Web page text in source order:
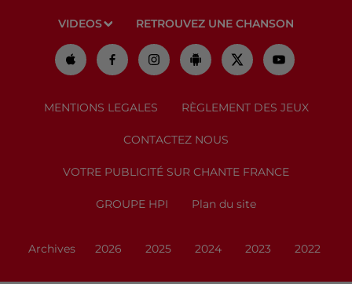
VIDEOS RETROUVEZ UNE CHANSON
MENTIONS LEGALES RÈGLEMENT DES JEUX
CONTACTEZ NOUS
VOTRE PUBLICITÉ SUR CHANTE FRANCE
GROUPE HPI Plan du site
Archives 2026 2025 2024 2023 2022